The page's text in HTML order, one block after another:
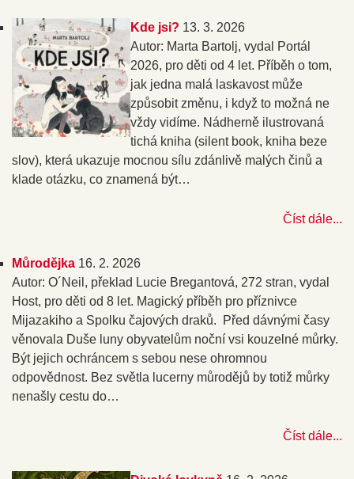
Kde jsi? 13. 3. 2026
Autor: Marta Bartolj, vydal Portál
2026, pro děti od 4 let. Příběh o tom,
jak jedna malá laskavost může
způsobit změnu, i když to možná ne
vždy vidíme. Nádherně ilustrovaná
tichá kniha (silent book, kniha beze
slov), která ukazuje mocnou sílu zdánlivě malých činů a
klade otázku, co znamená být…
Číst dále...
Můrodějka 16. 2. 2026
Autor: O´Neil, překlad Lucie Bregantová, 272 stran, vydal
Host, pro děti od 8 let. Magický příběh pro příznivce
Mijazakiho a Spolku čajových draků. Před dávnými časy
věnovala Duše luny obyvatelům noční vsi kouzelné můrky.
Být jejich ochráncem s sebou nese ohromnou
odpovědnost. Bez světla lucerny můrodějů by totiž můrky
nenašly cestu do…
Číst dále...